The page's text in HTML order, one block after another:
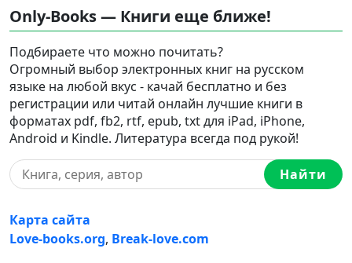
Only-Books — Книги еще ближе!
Подбираете что можно почитать?
Огромный выбор электронных книг на русском
языке на любой вкус - качай бесплатно и без
регистрации или читай онлайн лучшие книги в
форматах pdf, fb2, rtf, epub, txt для iPad, iPhone,
Android и Kindle. Литература всегда под рукой!
Найти
Карта сайта
Love-books.org, Break-love.com